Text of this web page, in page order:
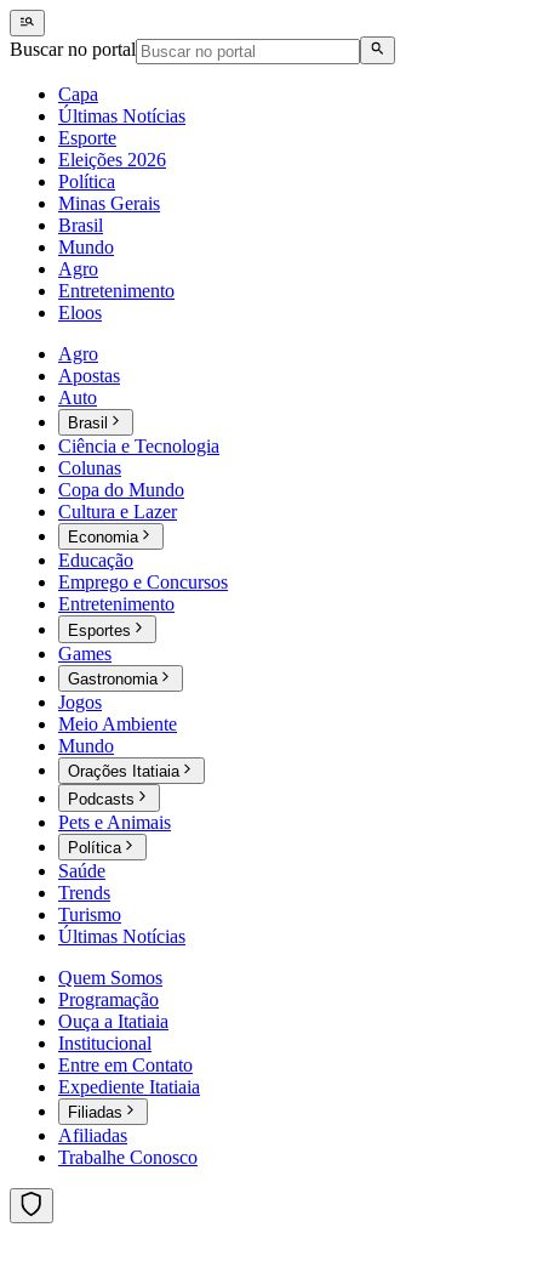
Buscar no portal
Capa
Últimas Notícias
Esporte
Eleições 2026
Política
Minas Gerais
Brasil
Mundo
Agro
Entretenimento
Eloos
Agro
Apostas
Auto
Brasil
Ciência e Tecnologia
Colunas
Copa do Mundo
Cultura e Lazer
Economia
Educação
Emprego e Concursos
Entretenimento
Esportes
Games
Gastronomia
Jogos
Meio Ambiente
Mundo
Orações Itatiaia
Podcasts
Pets e Animais
Política
Saúde
Trends
Turismo
Últimas Notícias
Quem Somos
Programação
Ouça a Itatiaia
Institucional
Entre em Contato
Expediente Itatiaia
Filiadas
Afiliadas
Trabalhe Conosco